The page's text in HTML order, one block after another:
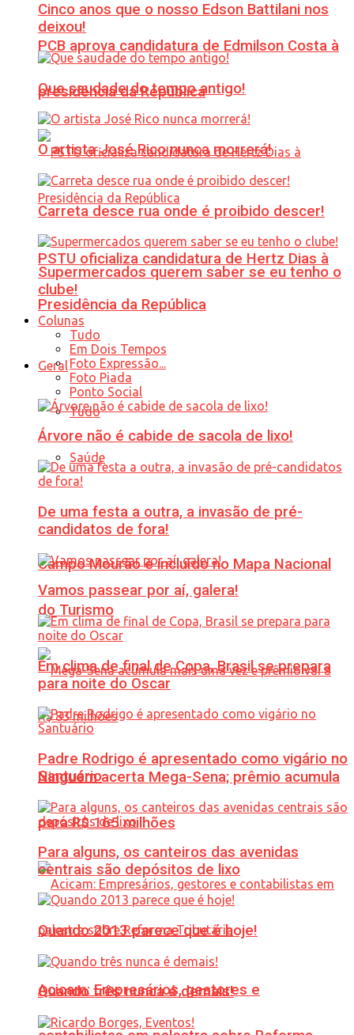
PCB aprova candidatura de Edmilson Costa à
presidência da República
PSTU oficializa candidatura de Hertz Dias à
Presidência da República
Geral
Tudo
Saúde
Campo Mourão é incluído no Mapa Nacional
do Turismo
Ninguém acerta Mega-Sena; prêmio acumula
para R$ 165 milhões
Acicam: Empresários, gestores e
Cinco anos que o nosso Edson Battilani nos
deixou!
Que saudade do tempo antigo!
O artista José Rico nunca morrerá!
Carreta desce rua onde é proibido descer!
Supermercados querem saber se eu tenho o
clube!
Colunas
Tudo
Em Dois Tempos
Foto Expressão...
Foto Piada
Ponto Social
Árvore não é cabide de sacola de lixo!
De uma festa a outra, a invasão de pré-
candidatos de fora!
Vamos passear por aí, galera!
Em clima de final de Copa, Brasil se prepara
para noite do Oscar
Padre Rodrigo é apresentado como vigário no
Santuário
Para alguns, os canteiros das avenidas
centrais são depósitos de lixo
Quando 2013 parece que é hoje!
Quando três nunca é demais!